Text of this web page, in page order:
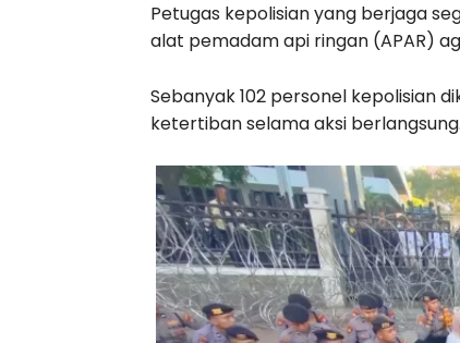
Petugas kepolisian yang berjaga
alat pemadam api ringan (APAR)
Sebanyak 102 personel kepolisian
ketertiban selama aksi berlangsung.